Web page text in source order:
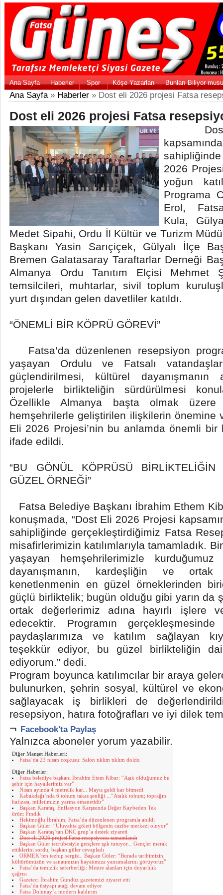
Ana Sayfa Haberler Spor Köşe Yazarları Bunları Biliyor
Ana Sayfa» Haberler » Dost eli 2026 projesi Fatsa
Dost eli 2026 projesi Fatsa
Dost
2026
yoğun
Programa
Erol,
Kula,
Medet Sipahi, Ordu İl Kültür ve Turizm
Başkanı Yasin Sarıçiçek, Gülyalı İlçe
Bremen Galatasaray Taraftarlar Derneği
Almanya Ordu Tanıtım Elçisi Mehmet
temsilcileri, muhtarlar, sivil toplum
yurt dışından gelen davetliler katıldı.
“ÖNEMLİ BİR KÖPRÜ GÖREVİ”
Fatsa’da düzenlenen resepsiyon
yaşayan Ordulu ve Fatsalı
güçlendirilmesi, kültürel dayanışmanın
projelerle birlikteliğin sürdürülmesi
Özellikle Almanya başta olmak üzere
hemşehrilerle geliştirilen ilişkilerin önemine
Eli 2026 Projesi’nin bu anlamda önemli bir
ifade edildi.
“BU GÖNÜL KÖPRÜSÜ BİRLİKTELİĞİN
GÜZEL ÖRNEĞİ”
Fatsa Belediye Başkanı İbrahim Ethem
konuşmada, “Dost Eli 2026 Projesi
sahipliğinde gerçekleştirdiğimiz Fatsa
misafirlerimizin katılımlarıyla tamamladık.
yaşayan hemşehrilerimizle
dayanışmanın, kardeşliğin ve ortak
kenetlenmenin en güzel örneklerinden
güçlü birliktelik; bugün olduğu gibi yarın da
ortak değerlerimiz adına hayırlı işlere
edecektir. Programın
paydaşlarımıza ve katılım sağlayan
teşekkür ediyor, bu güzel birlikteliğin
ediyorum.” dedi.
Program boyunca katılımcılar bir araya
bulunurken, şehrin sosyal, kültürel ve
sağlayacak iş birlikleri de
resepsiyon, hatıra fotoğrafları ve iyi dilek
¬ Facebook'ta Paylaş
Yalnızca aboneler yorum yazabilir.
Diğer Manşet Haberleri:
Fatsa’da 23 nisan coşkusu: Salon tıklım tıklım doldu
Diğer Haberler:
Fatsa belediye başkanı İbrahim Etem Kibar: “Aşık olduğumuz bu
şehir için hayallerimiz var”
Nisan ayında 4 metrelik kar... Mayıs geldi kar bitmedi
Kabakdağı’nda 6.tohum takas şenliği ...“Atalık tohum; toprağın
hafızası, milletimizin yarına emanetidir”
Başkan Karataş, Enflasyon Karşısında Değer Kaybeden Tek
ürün: Fındık
Hekimoğlu İbrahim, Fatsa’da düzenlenen programla anıldı
Başkan Güler: “Uluvahta göleti bölgenin cazibe merkezi oluyor”
Başkan Karataş’tan DKC grup’a destek ziyareti
Dost eli 2026 projesi Fatsa resepsiyonu tamamlandı
Başkan Güler tecrübesiyle gençlere ışık tutuyor... Gençler merak
ettiklerini sordu, başkan güler cevapladı
ORMEK’ten tezhip sergisi.. Başkan Güler: “Burada tarihimizin,
kültürümüzün ve sanatımızın hayatımıza yansımalarını görüyoruz”
Fatsa’da temizlik seferberliği: Mesire alanları için duyarlılık
çağrısı
Gazeteci İbrahim Gündüz gazetemizi ziyaret etti
Fatsa’da üstyapı atağı devam ediyor
Fatsa Dolunay’a modern kaldırım